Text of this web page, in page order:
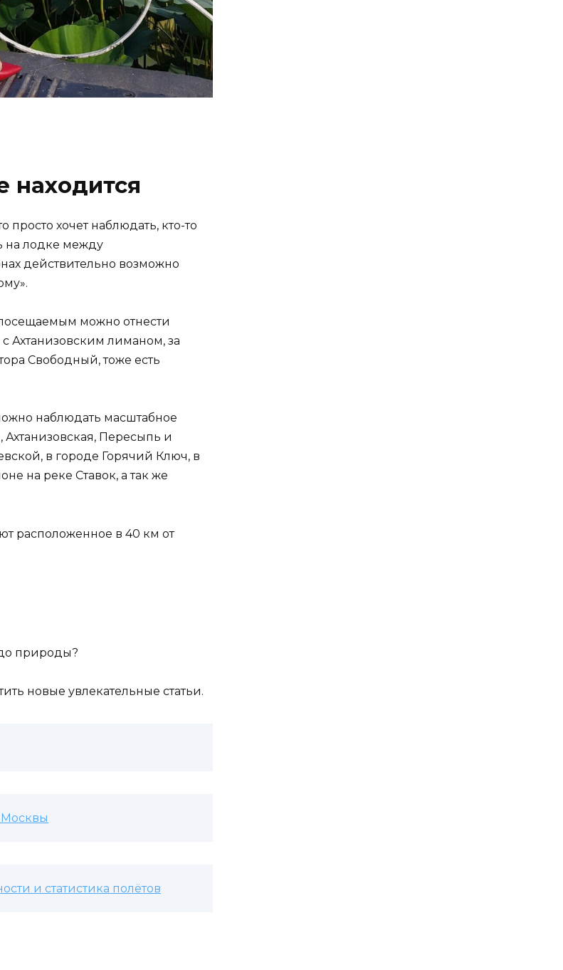
находится
хочет наблюдать, кто-то
на лодке между
действительно возможно
можно отнести
Ахтанизовским лиманом, за
Свободный, тоже есть
наблюдать масштабное
Ахтанизовская, Пересыпь и
в городе Горячий Ключ, в
на реке Ставок, а так же
расположенное в 40 км от
природы?
новые увлекательные статьи.
Москвы
и статистика полётов